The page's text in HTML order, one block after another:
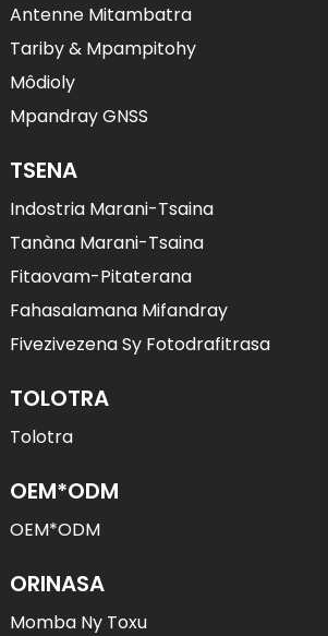
Antenne Mitambatra
Tariby & Mpampitohy
Môdioly
Mpandray GNSS
TSENA
Indostria Marani-Tsaina
Tanàna Marani-Tsaina
Fitaovam-Pitaterana
Fahasalamana Mifandray
Fivezivezena Sy Fotodrafitrasa
TOLOTRA
Tolotra
OEM*ODM
OEM*ODM
ORINASA
Momba Ny Toxu